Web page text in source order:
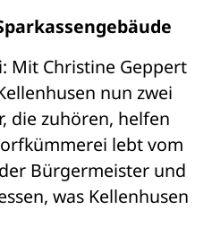
Mit Christine Geppert
nun zwei
die zuhören, helfen
lebt vom
Bürgermeister und
was Kellenhusen